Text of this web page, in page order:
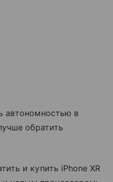
автономностью в
обратить
и купить iPhone XR